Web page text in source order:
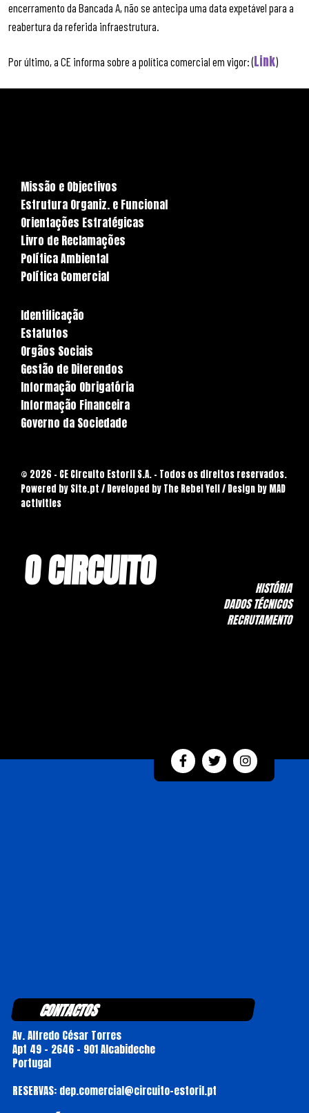
encerramento da Bancada A, não se antecipa uma data expetável para a
reabertura da referida infraestrutura.
Por último, a CE informa sobre a política comercial em vigor: (Link)
Missão e Objectivos
Estrutura Organiz. e Funcional
Orientações Estratégicas
Livro de Reclamações
Política Ambiental
Política Comercial
Identificação
Estatutos
Orgãos Sociais
Gestão de Diferendos
Informação Obrigatória
Informação Financeira
Governo da Sociedade
© 2026 - CE Circuito Estoril S.A. - Todos os direitos reservados.
Powered by Site.pt / Developed by The Rebel Yell / Design by MAD
activities
O CIRCUITO
HISTÓRIA
DADOS TÉCNICOS
RECRUTAMENTO
CONTACTOS
Av. Alfredo César Torres
Apt 49 - 2646 - 901 Alcabideche
Portugal
RESERVAS: dep.comercial@circuito-estoril.pt